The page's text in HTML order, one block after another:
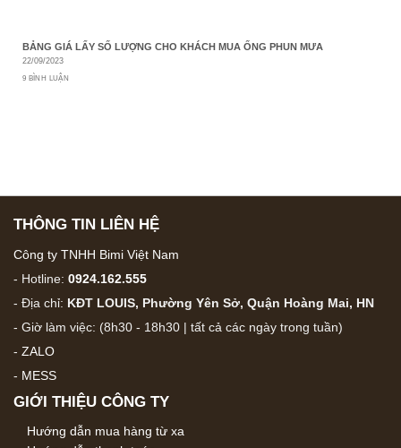
BẢNG GIÁ LẤY SỐ LƯỢNG CHO KHÁCH MUA ỐNG PHUN MƯA
22/09/2023
9 BÌNH LUẬN
THÔNG TIN LIÊN HỆ
Công ty TNHH Bimi Việt Nam
- Hotline: 0924.162.555
- Địa chỉ: KĐT LOUIS, Phường Yên Sở, Quận Hoàng Mai, HN
- Giờ làm việc: (8h30 - 18h30 | tất cả các ngày trong tuần)
- ZALO
- MESS
GIỚI THIỆU CÔNG TY
Hướng dẫn mua hàng từ xa